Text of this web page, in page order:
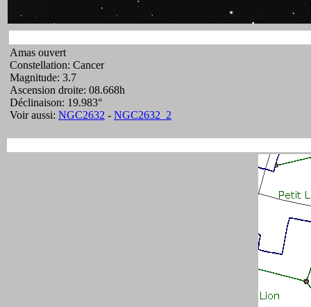
Amas ouvert
Constellation: Cancer
Magnitude: 3.7
Ascension droite: 08.668h
Déclinaison: 19.983°
Voir aussi: NGC2632 - NGC2632_2